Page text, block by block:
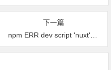
Connection timed out fatal: xxx
下一篇
npm ERR dev script 'nuxt'. npm ERR! Make sure you have the latest version